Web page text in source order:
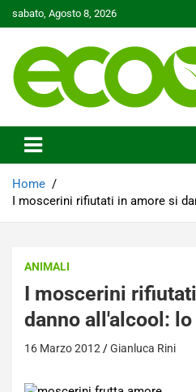
to
sabato, Agosto 8, 2026
Ecoo.it
Home
I moscerini rifiutati in amore si
ANIMALI
I moscerini
danno all'alcool:
16 Marzo 2012 Gianluca Rini